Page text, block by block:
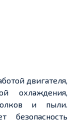
двигателя,
охлаждения,
и пыли.
безопасность